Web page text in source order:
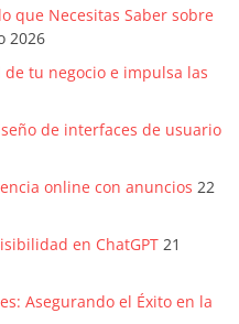
que Necesitas Saber sobre
2026
tu negocio e impulsa las
de interfaces de usuario
online con anuncios 22
en ChatGPT 21
Asegurando el Éxito en la